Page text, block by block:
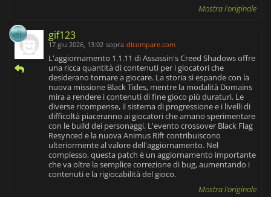
Mostra l'originale
gif123
17 giu 2026, 13:02 sopra dlcompare.com
L'aggiornamento 1.1.11 di Assassin's Creed Shadows offre
una ricca quantità di contenuti per i giocatori che
desiderano tornare a giocare. La storia si espande con la
nuova missione Black Tides, mentre la modalità Domains
mira a rendere i contenuti di fine gioco più duraturi. Le
diverse ricompense, il sistema di progressione e i livelli di
difficoltà piaceranno ai giocatori che amano sperimentare
con le build dei personaggi. L'evento crossover Black Flag
Resynced e la nuova Animus Rift contribuiscono
ulteriormente al valore dell'aggiornamento. Nel
complesso, questa patch è un aggiornamento importante
che va oltre la semplice correzione di bug, aumentando i
contenuti e la rigiocabilità del gioco.
Mostra l'originale